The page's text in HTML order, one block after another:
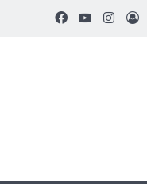
Facebook
YouTube